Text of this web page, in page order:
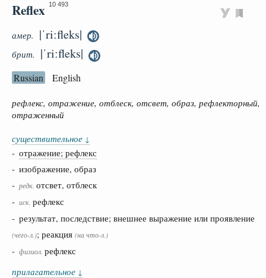
Reflex 10 493
амер. |ˈriːfleks|
брит. |ˈriːfleks|
Russian English
рефлекс, отражение, отблеск, отсвет, образ, рефлекторный,
отраженный
существительное ↓
- отражение; рефлекс
- изображение, образ
- редк. отсвет, отблеск
- иск. рефлекс
- результат, последствие; внешнее выражение или проявление
(чего-л.); реакция (на что-л.)
- физиол. рефлекс
прилагательное ↓